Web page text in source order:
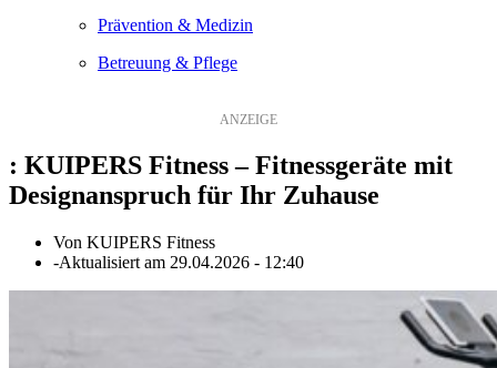
Prävention & Medizin
Betreuung & Pflege
: KUIPERS Fitness – Fitnessgeräte mit
Designanspruch für Ihr Zuhause
Von KUIPERS Fitness
-Aktualisiert am 29.04.2026 - 12:40